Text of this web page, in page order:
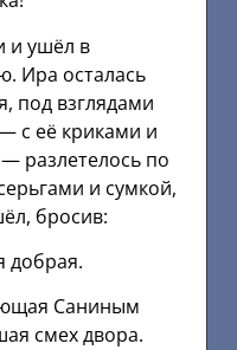
и ушёл в
Ира осталась
под взглядами
с её криками и
разлетелось по
и сумкой,
бросив:
добрая.
Саниным
смех двора.